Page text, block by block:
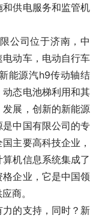
供电服务和监管机
公司位于济南，中
动车，电动自行车
能源汽h9传动轴结
态电池梯利用和其
展，创新的新能源
中国有限公司的专
主要高科技企业，
机信息系统集成了
企业，它是中国领
商。
的支持，同时？新